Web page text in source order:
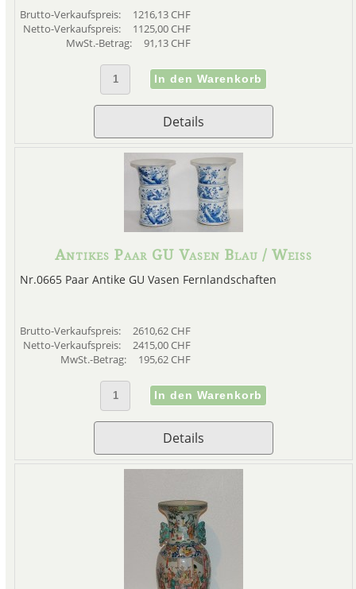
Brutto-Verkaufspreis:
1216,13 CHF
Netto-Verkaufspreis:
1125,00 CHF
MwSt.-Betrag:
91,13 CHF
Details
Antikes Paar GU Vasen Blau / Weiss
Nr.0665 Paar Antike GU Vasen Fernlandschaften
Brutto-Verkaufspreis:
2610,62 CHF
Netto-Verkaufspreis:
2415,00 CHF
MwSt.-Betrag:
195,62 CHF
Details